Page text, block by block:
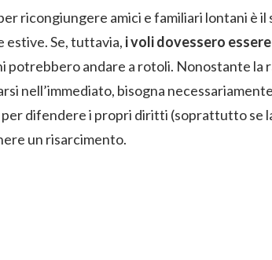
ricongiungere amici e familiari lontani è il
Se, tuttavia, i voli dovessero essere
potrebbero andare a rotoli. Nonostante la
nell’immediato, bisogna
per difendere i propri diritti (soprattutto se
un risarcimento.